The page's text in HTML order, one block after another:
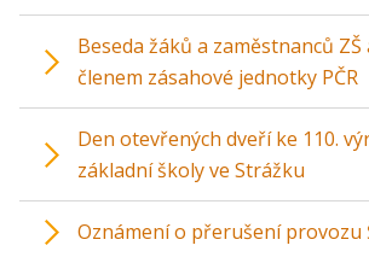
Beseda žáků a zaměstnanců ZŠ
členem zásahové jednotky PČR
Den otevřených dveří ke 110.
základní školy ve Strážku
Oznámení o přerušení provozu